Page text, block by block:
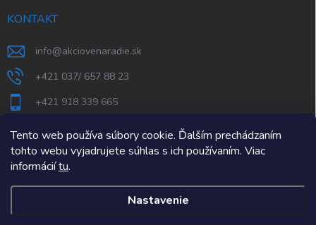
Tento web používa súbory cookie. Ďalším prechádzaním
tohto webu vyjadrujete súhlas s ich používaním. Viac
informáciítu.
Nastavenie
KONTAKT
info@akciovenaradie.sk
+421 037/ 657 88 23
+421 918 339 665
STEPS Nitra